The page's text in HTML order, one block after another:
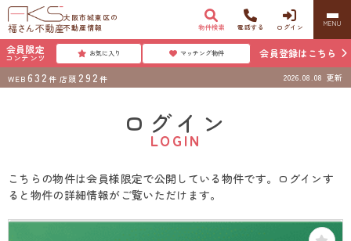
大阪市城東区の
不動産情報
物件検索 電話する ログイン MENU
会員限定
コンテンツ お気に入り マッチング物件 会員登録はこちら
WEB 632 件 店頭 292 件 2026.08.08 更新
ログイン
LOGIN
こちらの物件は会員様限定で公開している物件です。ログインす
ると物件の詳細情報がご覧いただけます。